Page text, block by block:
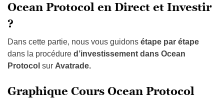
Ocean Protocol en Direct et Investir
?
Dans cette partie, nous vous guidons étape par étape
dans la procédure d’investissement dans Ocean
Protocol sur Avatrade.
Graphique Cours Ocean Protocol